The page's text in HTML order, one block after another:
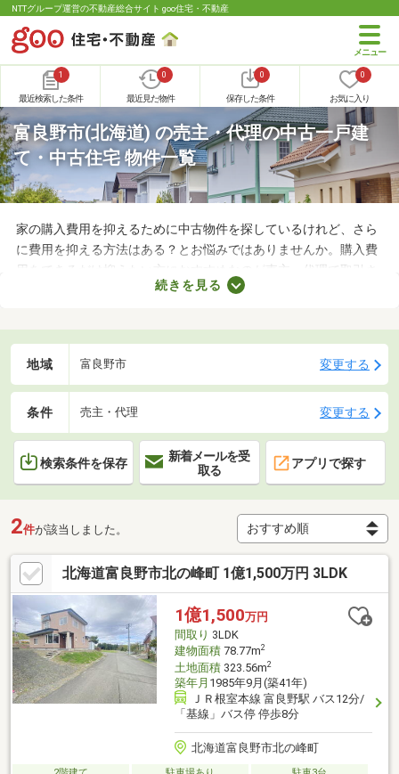
NTTグループ運営の不動産総合サイト goo住宅・不動産
1
最近検索した条件
0
最近見た物件
0
保存した条件
0
お気に入り
富良野市(北海道) の売主・代理の中古一戸建
て・中古住宅 物件一覧
家の購入費用を抑えるために中古物件を探しているけれど、さら
に費用を抑える方法はある？とお悩みではありませんか。購入費
用をできるだけ抑えたい方におすすめなのが売主・代理で取引さ
れる物件です。不動産会社への仲介手数料が発生しないので、購
古の一戸建て物件を紹介します。
続きを見る
地域 富良野市 変更する
条件 売主・代理 変更する
検索条件を保存
新着メールを受
取る
アプリで探す
2件が該当しました。
北海道富良野市北の峰町 1億1,500万円 3LDK
1億1,500万円
間取り 3LDK
建物面積78.77m2
土地面積323.56m2
築年月 1985年9月(築41年)
ＪＲ根室本線 富良野駅 バス12分/
「基線」バス停 停歩8分
北海道富良野市北の峰町